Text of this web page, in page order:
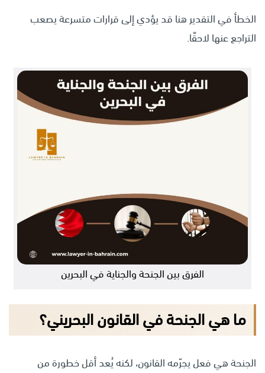
الخطأ في التقدير هنا قد يؤدي إلى قرارات متسرعة يصعب
التراجع عنها لاحقًا.
الفرق بين الجنحة والجناية في البحرين
ما هي الجنحة في القانون البحريني؟
الجنحة هي فعل يجرّمه القانون، لكنه يُعد أقل خطورة من